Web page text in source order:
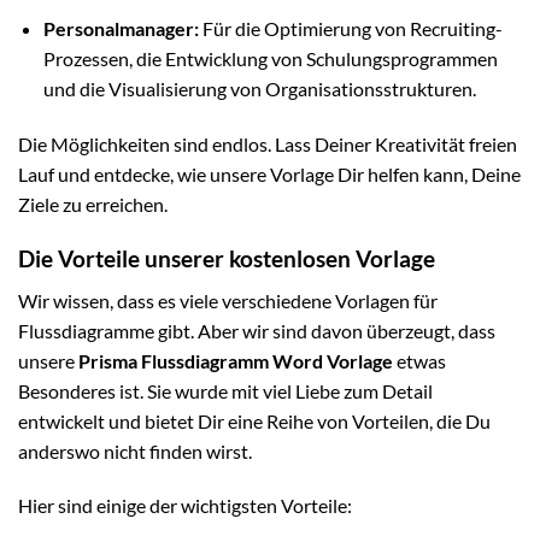
Personalmanager:Für die Optimierung von Recruiting-
Prozessen, die Entwicklung von Schulungsprogrammen
und die Visualisierung von Organisationsstrukturen.
Die Möglichkeiten sind endlos. Lass Deiner Kreativität freien
Lauf und entdecke, wie unsere Vorlage Dir helfen kann, Deine
Ziele zu erreichen.
Die Vorteile unserer kostenlosen Vorlage
Wir wissen, dass es viele verschiedene Vorlagen für
Flussdiagramme gibt. Aber wir sind davon überzeugt, dass
unsere Prisma Flussdiagramm Word Vorlage etwas
Besonderes ist. Sie wurde mit viel Liebe zum Detail
entwickelt und bietet Dir eine Reihe von Vorteilen, die Du
anderswo nicht finden wirst.
Hier sind einige der wichtigsten Vorteile: